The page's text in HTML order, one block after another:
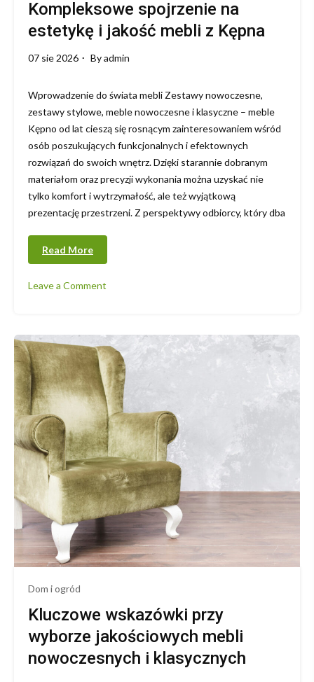
Kompleksowe spojrzenie na
estetykę i jakość mebli z Kępna
07 sie 2026 Byadmin
Wprowadzenie do świata mebli Zestawy nowoczesne,
zestawy stylowe, meble nowoczesne i klasyczne – meble
Kępno od lat cieszą się rosnącym zainteresowaniem wśród
osób poszukujących funkcjonalnych i efektownych
rozwiązań do swoich wnętrz. Dzięki starannie dobranym
materiałom oraz precyzji wykonania można uzyskać nie
tylko komfort i wytrzymałość, ale też wyjątkową
prezentację przestrzeni. Z perspektywy odbiorcy, który dba
Read More
Leave a Comment
na
estetykę
i
jakość
mebli
z
Kępna
Dom i ogród
Kluczowe wskazówki przy
wyborze jakościowych mebli
nowoczesnych i klasycznych